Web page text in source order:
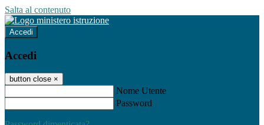
Salta al contenuto
Accedi
Accedi
button close ×
Nome Utente
Password